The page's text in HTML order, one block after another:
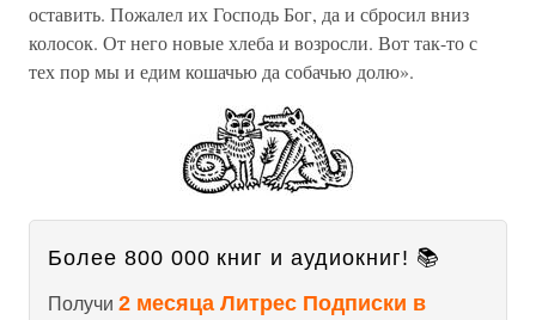
оставить. Пожалел их Господь Бог, да и сбросил вниз
колосок. От него новые хлеба и возросли. Вот так-то с
тех пор мы и едим кошачью да собачью долю».
Более 800 000 книг и аудиокниг! 📚
Получи 2 месяца Литрес Подписки в